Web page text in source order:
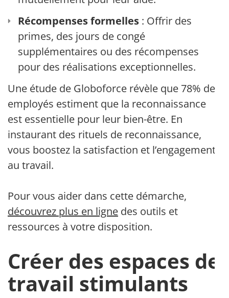
Récompenses formelles : Offrir des
primes, des jours de congé
supplémentaires ou des récompenses
pour des réalisations exceptionnelles.
Une étude de Globoforce révèle que 78% des
employés estiment que la reconnaissance
est essentielle pour leur bien-être. En
instaurant des rituels de reconnaissance,
vous boostez la satisfaction et l’engagement
au travail.
Pour vous aider dans cette démarche,
découvrez plus en ligne des outils et
ressources à votre disposition.
Créer des espaces de
travail stimulants